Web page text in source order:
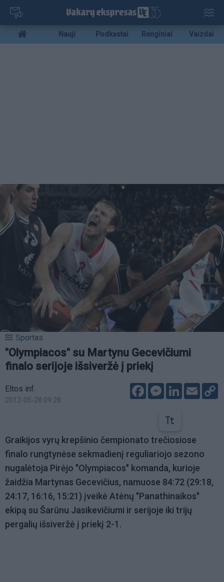
Pereiti
pagrindinį
turinį
Mobile
menu
Nauji Podkastai Renginiai Vaizdai
Sportas
"Olympiacos" su Martynu Gecevičiumi
finalo serijoje išsiveržė į priekį
Eltos inf.
2012-05-28 09:28
FacebookMessenger
LinkedIn
Email
Graikijos vyrų krepšinio čempionato trečiosiose
finalo rungtynėse sekmadienį reguliariojo sezono
nugalėtoja Pirėjo "Olympiacos" komanda, kurioje
žaidžia Martynas Gecevičius, namuose 84:72 (29:18,
24:17, 16:16, 15:21) įveikė Atėnų "Panathinaikos"
ekipą su Šarūnu Jasikevičiumi ir serijoje iki trijų
pergalių išsiveržė į priekį 2-1.